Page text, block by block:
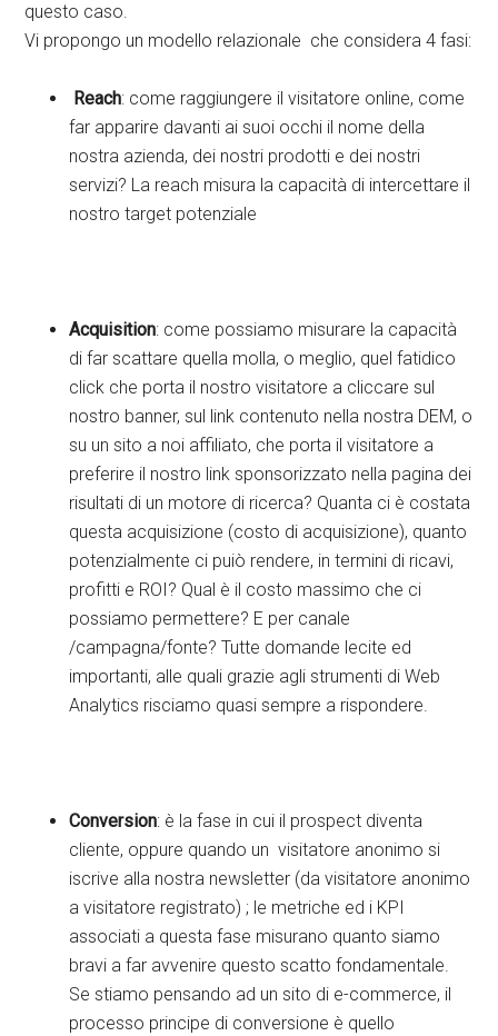
questo caso.
Vi propongo un modello relazionale che considera 4 fasi:
Reach: come raggiungere il visitatore online, come
far apparire davanti ai suoi occhi il nome della
nostra azienda, dei nostri prodotti e dei nostri
servizi? La reach misura la capacità di intercettare il
nostro target potenziale
Acquisition: come possiamo misurare la capacità
di far scattare quella molla, o meglio, quel fatidico
click che porta il nostro visitatore a cliccare sul
nostro banner, sul link contenuto nella nostra DEM, o
su un sito a noi affiliato, che porta il visitatore a
preferire il nostro link sponsorizzato nella pagina dei
risultati di un motore di ricerca? Quanta ci è costata
questa acquisizione (costo di acquisizione), quanto
potenzialmente ci puiò rendere, in termini di ricavi,
profitti e ROI? Qual è il costo massimo che ci
possiamo permettere? E per canale
/campagna/fonte? Tutte domande lecite ed
importanti, alle quali grazie agli strumenti di Web
Analytics risciamo quasi sempre a rispondere.
Conversion: è la fase in cui il prospect diventa
cliente, oppure quando un visitatore anonimo si
iscrive alla nostra newsletter (da visitatore anonimo
a visitatore registrato) ; le metriche ed i KPI
associati a questa fase misurano quanto siamo
bravi a far avvenire questo scatto fondamentale.
Se stiamo pensando ad un sito di e-commerce, il
processo principe di conversione è quello